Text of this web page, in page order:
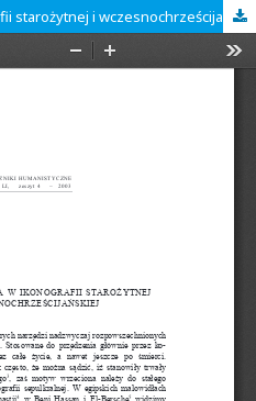
Motyw wrzeciona w ikonografii starożytnej i wczesnochrześcijańskiej